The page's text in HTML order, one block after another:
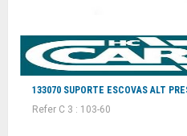
133070 SUPORTE ESCOVAS ALT
Refer C 3 : 103-60